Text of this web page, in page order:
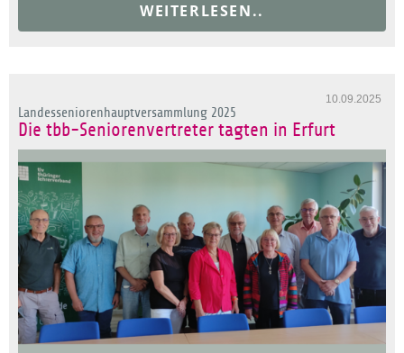
WEITERLESEN..
10.09.2025
Landesseniorenhauptversammlung 2025
Die tbb-Seniorenvertreter tagten in Erfurt